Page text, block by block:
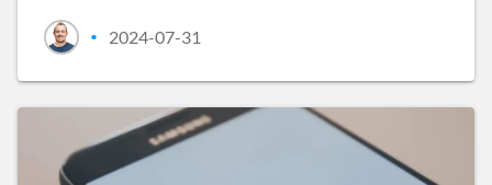
• 2024-07-31